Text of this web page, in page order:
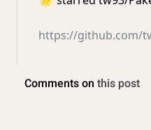
https://github.com/